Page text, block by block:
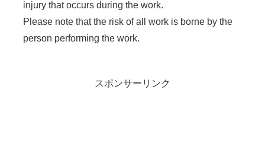
injury that occurs during the work.
Please note that the risk of all work is borne by the
person performing the work.
スポンサーリンク